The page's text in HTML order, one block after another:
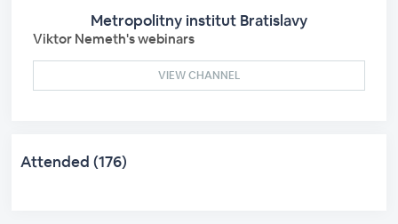
Metropolitny institut Bratislavy
Viktor Nemeth's webinars
VIEW CHANNEL
Attended (176)